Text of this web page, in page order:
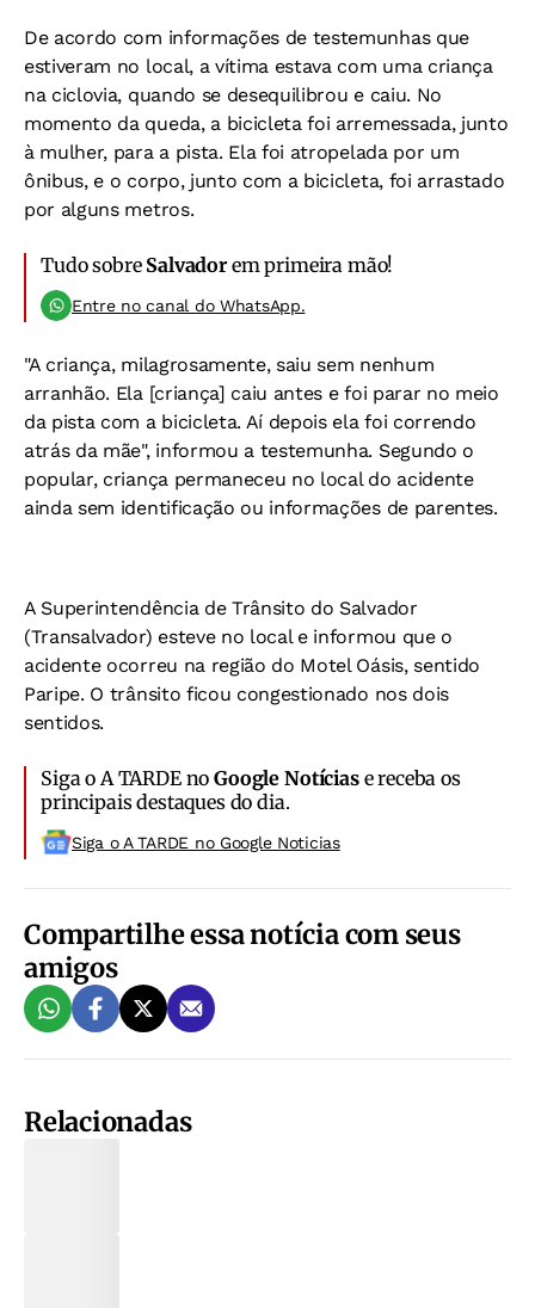
De acordo com informações de testemunhas que
estiveram no local, a vítima estava com uma criança
na ciclovia, quando se desequilibrou e caiu. No
momento da queda, a bicicleta foi arremessada, junto
à mulher, para a pista. Ela foi atropelada por um
ônibus, e o corpo, junto com a bicicleta, foi arrastado
por alguns metros.
Tudo sobre Salvadorem primeira mão!
Entre no canal do WhatsApp.
"A criança, milagrosamente, saiu sem nenhum
arranhão. Ela [criança] caiu antes e foi parar no meio
da pista com a bicicleta. Aí depois ela foi correndo
atrás da mãe", informou a testemunha. Segundo o
popular, criança permaneceu no local do acidente
ainda sem identificação ou informações de parentes.
A Superintendência de Trânsito do Salvador
(Transalvador) esteve no local e informou que o
acidente ocorreu na região do Motel Oásis, sentido
Paripe. O trânsito ficou congestionado nos dois
sentidos.
Siga o A TARDE noGoogle Notíciase receba os
principais destaques do dia.
Siga o A TARDE no Google Noticias
Compartilhe essa notícia com seus
amigos
Relacionadas